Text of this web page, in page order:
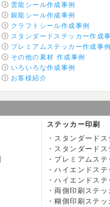
雲龍シール作成事例
銀龍シール作成事例
クラフトシール作成事例
スタンダードステッカー作成
プレミアムステッカー作成事
その他の素材 作成事例
いろいろな作成事例
お客様紹介
ステッカー印刷
スタンダード
スタンダード
プレミアムステ
ハイエンドステ
ハイエンドス
両側印刷ステッ
糊側印刷ステッ